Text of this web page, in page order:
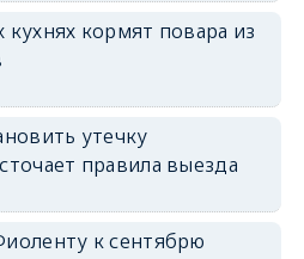
кормят повара из
утечку
правила выезда
к сентябрю